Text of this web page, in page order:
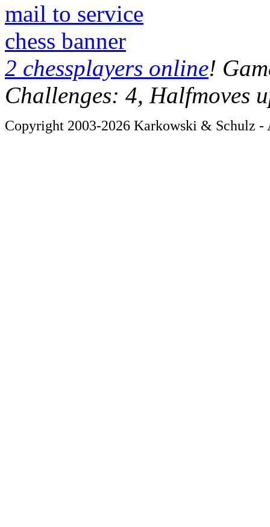
mail to service
chess banner
2 chessplayers online!
Challenges: 4, Halfmoves
Copyright 2003-2026 Karkowski & Schulz